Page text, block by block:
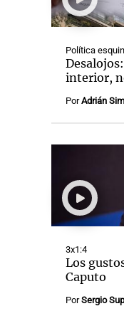
Política
interior,
PorAdrián
3x1:4
Los
Caputo
PorSergio